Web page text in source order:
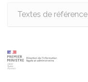
Textes de référence